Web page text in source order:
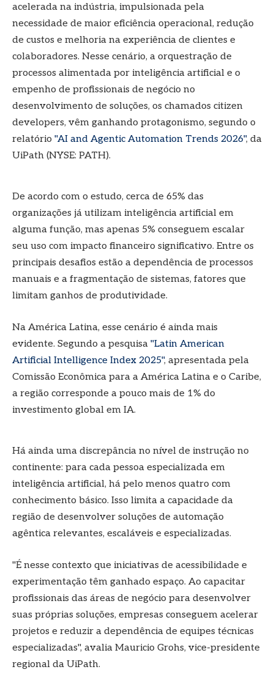
acelerada na indústria, impulsionada pela
necessidade de maior eficiência operacional, redução
de custos e melhoria na experiência de clientes e
colaboradores. Nesse cenário, a orquestração de
processos alimentada por inteligência artificial e o
empenho de profissionais de negócio no
desenvolvimento de soluções, os chamados citizen
developers, vêm ganhando protagonismo, segundo o
relatório "AI and Agentic Automation Trends 2026", da
UiPath (NYSE: PATH).
De acordo com o estudo, cerca de 65% das
organizações já utilizam inteligência artificial em
alguma função, mas apenas 5% conseguem escalar
seu uso com impacto financeiro significativo. Entre os
principais desafios estão a dependência de processos
manuais e a fragmentação de sistemas, fatores que
limitam ganhos de produtividade.
Na América Latina, esse cenário é ainda mais
evidente. Segundo a pesquisa "Latin American
Artificial Intelligence Index 2025", apresentada pela
Comissão Econômica para a América Latina e o Caribe,
a região corresponde a pouco mais de 1% do
investimento global em IA.
Há ainda uma discrepância no nível de instrução no
continente: para cada pessoa especializada em
inteligência artificial, há pelo menos quatro com
conhecimento básico. Isso limita a capacidade da
região de desenvolver soluções de automação
agêntica relevantes, escaláveis e especializadas.
"É nesse contexto que iniciativas de acessibilidade e
experimentação têm ganhado espaço. Ao capacitar
profissionais das áreas de negócio para desenvolver
suas próprias soluções, empresas conseguem acelerar
projetos e reduzir a dependência de equipes técnicas
especializadas", avalia Mauricio Grohs, vice-presidente
regional da UiPath.